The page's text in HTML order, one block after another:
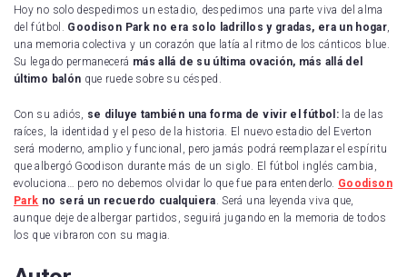
Hoy no solo despedimos un estadio, despedimos una parte viva del alma
del fútbol. Goodison Park no era solo ladrillos y gradas, era un hogar,
una memoria colectiva y un corazón que latía al ritmo de los cánticos blue.
Su legado permanecerá más allá de su última ovación, más allá del
último balón que ruede sobre su césped.
Con su adiós, se diluye también una forma de vivir el fútbol:la de las
raíces, la identidad y el peso de la historia. El nuevo estadio del Everton
será moderno, amplio y funcional, pero jamás podrá reemplazar el espíritu
que albergó Goodison durante más de un siglo. El fútbol inglés cambia,
evoluciona… pero no debemos olvidar lo que fue para entenderlo. Goodison
Park no será un recuerdo cualquiera. Será una leyenda viva que,
aunque deje de albergar partidos, seguirá jugando en la memoria de todos
los que vibraron con su magia.